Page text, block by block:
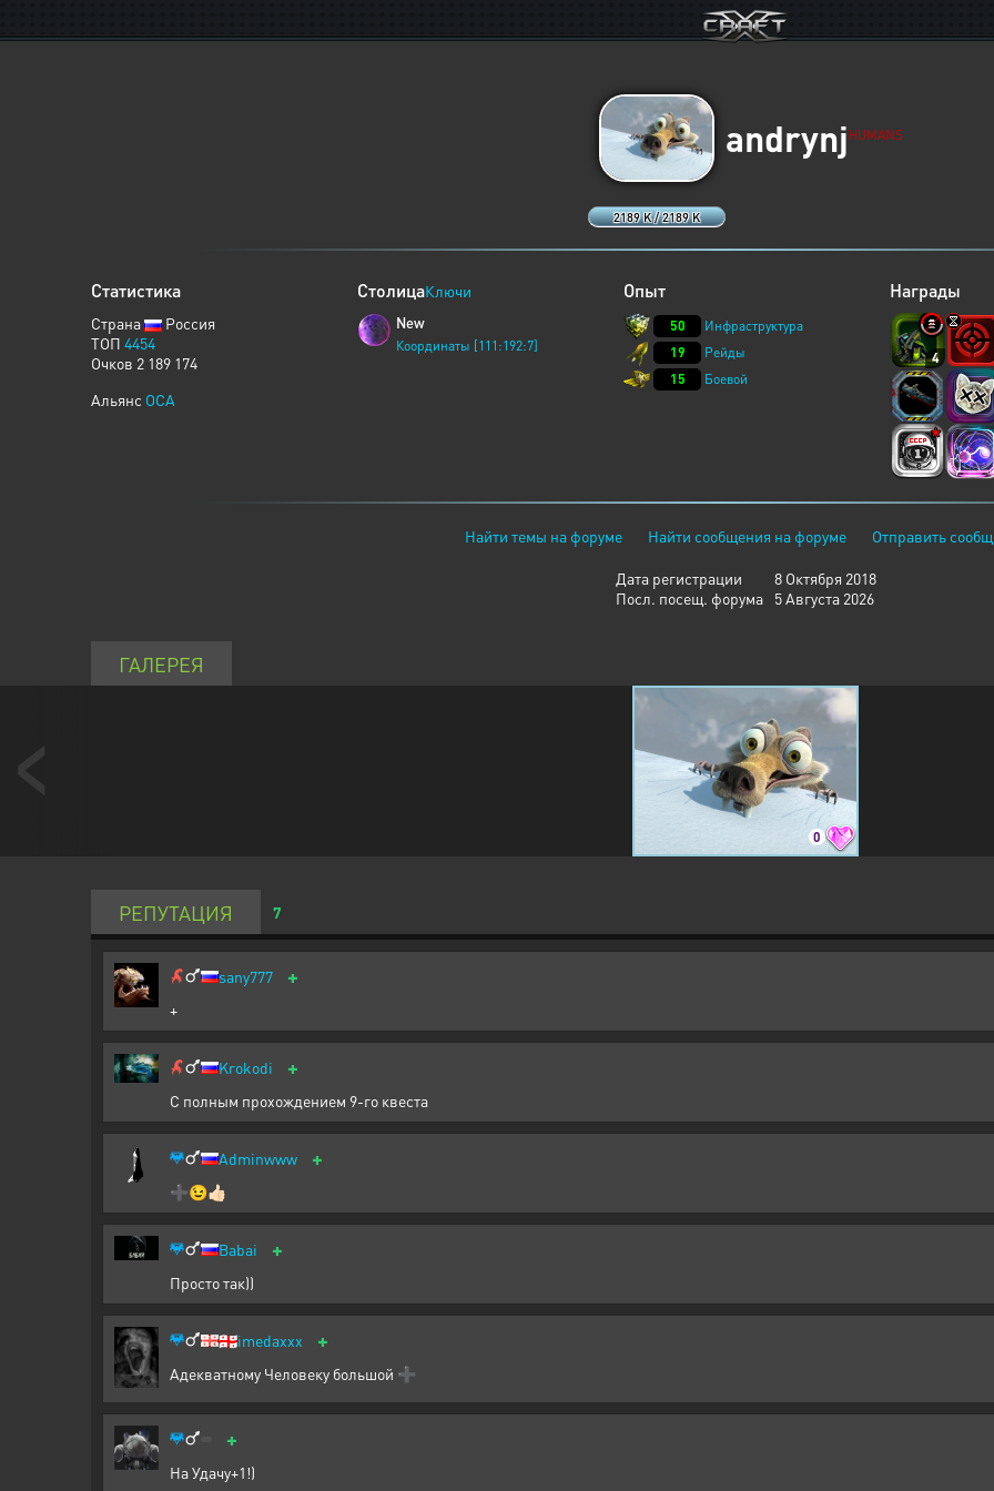
2189 K / 2189 K
andrynj HUMANS
Статистика
Страна
Россия
ТОП 4454
Очков 2 189 174
Альянс OCA
СтолицаКлючи
New
Координаты [111:192:7]
Опыт
50
Инфраструктура
19
Рейды
15
Боевой
Награды
4
Найти темы на форуме Найти сообщения на форуме Отправить
Дата регистрации
8 Октября 2018
Посл. посещ. форума
5 Августа 2026
ГАЛЕРЕЯ
0
РЕПУТАЦИЯ 7
sany777 +
+
Krokodi +
С полным прохождением 9-го квеста
Adminwww +
➕😉👍🏻
Babai +
Просто так))
🇬🇪imedaxxx +
Адекватному Человеку большой ➕
+
На Удачу+1!)